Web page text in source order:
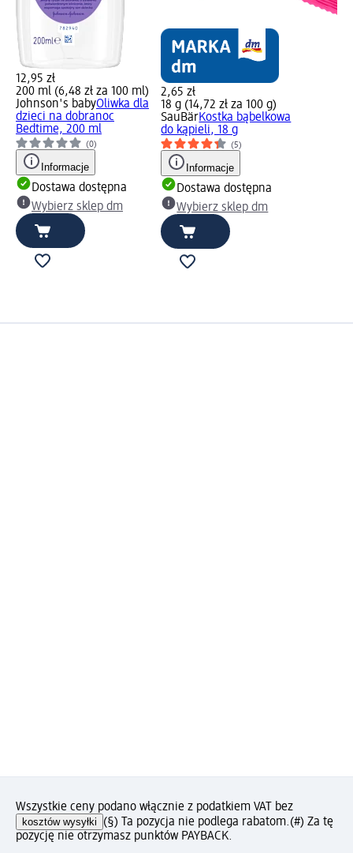
12,95 zł
200 ml (6,48 zł za 100 ml)
Johnson's babyOliwka dla
dzieci na dobranoc
Bedtime, 200 ml
(0)
Informacje
Dostawa dostępna
Wybierz sklep dm
2,65 zł
18 g (14,72 zł za 100 g)
SauBärKostka bąbelkowa
do kąpieli, 18 g
(5)
Informacje
Dostawa dostępna
Wybierz sklep dm
Wszystkie ceny podano włącznie z podatkiem VAT bez
kosztów wysyłki (§) Ta pozycja nie podlega rabatom.(#) Za tę
pozycję nie otrzymasz punktów PAYBACK.